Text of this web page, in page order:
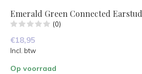
Emerald Green Connected Earstud
(0)
€18,95
Incl. btw
Op voorraad